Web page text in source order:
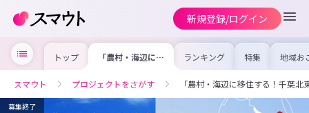
新規登録/ログイン
トップ 「農村・海辺に移
住する！千葉北東
イル交流会
2026」のお知ら
せ！
ランキング 特集 地域お
の求
を集め
事内容
を比較
合った
けよう
スマウト プロジェクトをさがす 「農村・海辺に移住する！千葉
募集終了